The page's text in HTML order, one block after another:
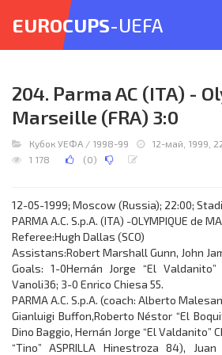
EUROCUPS-UEFA
204. Parma AC (ITA) -
Marseille (FRA) 3:0
Кубок УЕФА / 1998-99 12-май, 1999,
1 178
(0)
12-05-1999; Moscow (Russia); 22:00;
PARMA A.C. S.p.A. (ITA) -OLYMPIQUE de
Referee:Hugh Dallas (SCO)
Assistans:Robert Marshall Gunn, John
Goals: 1-0Hernán Jorge “El Valdanito”
Vanoli36; 3-0 Enrico Chiesa 55.
PARMA A.C. S.p.A. (coach: Alberto
Gianluigi Buffon,Roberto Néstor “El
Dino Baggio, Hernán Jorge “El Valdanito”
“Tino” ASPRILLA Hinestroza 84),